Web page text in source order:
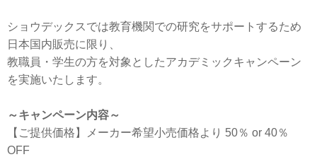
ショウデックスでは教育機関での研究をサポートするため
日本国内販売に限り、
教職員・学生の方を対象としたアカデミックキャンペーン
を実施いたします。
～キャンペーン内容～
【ご提供価格】メーカー希望小売価格より 50％ or 40％
OFF